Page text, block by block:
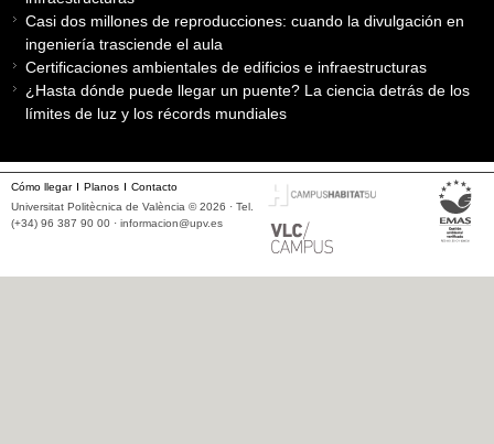
Casi dos millones de reproducciones: cuando la divulgación en
ingeniería trasciende el aula
Certificaciones ambientales de edificios e infraestructuras
¿Hasta dónde puede llegar un puente? La ciencia detrás de los
límites de luz y los récords mundiales
Cómo llegar Planos
Contacto
Universitat Politècnica de València © 2026 · Tel.
(+34) 96 387 90 00 · informacion@upv.es